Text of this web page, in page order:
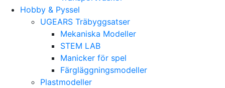
Hobby & Pyssel
UGEARS Träbyggsatser
Mekaniska Modeller
STEM LAB
Manicker för spel
Färgläggningsmodeller
Plastmodeller